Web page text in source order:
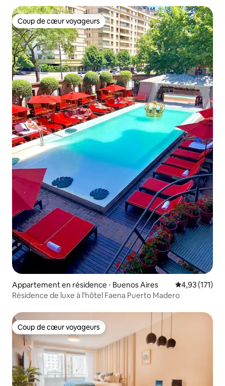
Coup de cœur voyageurs
Coup de cœur voyageurs
Appartement en résidence ⋅ Buenos Aires Évaluation
4,93 (171)
Résidence de luxe à l'hôtel Faena Puerto Madero
Coup de cœur voyageurs
Coup de cœur voyageurs